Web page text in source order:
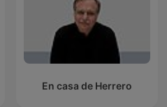
En casa de Herrero